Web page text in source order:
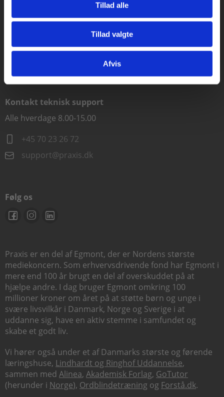
Tillad alle
Tillad valgte
Afvis
Kontakt kundeservice
Alle hverdage kl. 10.00-15.00
Kontakt teknisk support
Alle hverdage 8.00-15.00
+45 70 23 26 72
support@praxis.dk
Følg os
Praxis er en del af Egmont, der er Nordens største
mediekoncern. Som erhvervsdrivende fond har Egmont i
mere end 100 år brugt en del af overskuddet på at
hjælpe andre. I dag bruger Egmont omkring 100
millioner kroner om året på at støtte børn og unge i
svære livsvilkår i Danmark, Norge og Sverige i at
uddanne sig, have en aktiv stemme i samfundet og
skabe et godt liv.
Vi hører også under et af Danmarks største og førende
læringshuse, Lindhardt og Ringhof Uddannelse,
sammen med Alinea, Akademisk Forlag, GoTutor
(herunder i Norge), Ordblindetræning og Forstå.dk.
Gå til praxisOnline